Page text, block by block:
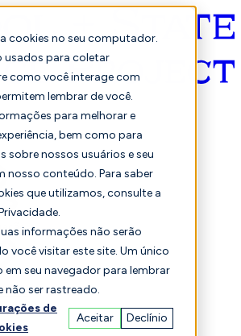
cookies no seu computador.
usados para coletar
como você interage com
lembrar de você.
para melhorar e
bem como para
sobre nossos usuários e seu
nosso conteúdo. Para saber
que utilizamos, consulte a
informações não serão
você visitar este site. Um único
em seu navegador para lembrar
não ser rastreado.
de
Aceitar Declínio